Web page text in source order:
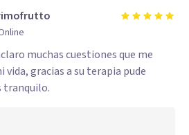
muchas cuestiones que me
vida, gracias a su terapia pude
tranquilo.